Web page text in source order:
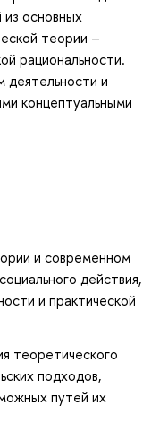
из основных
теории –
рациональности.
деятельности и
концептуальными
и современном
действия,
и практической
теоретического
подходов,
путей их